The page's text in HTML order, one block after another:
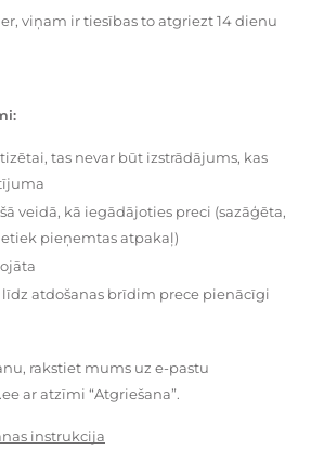
viņam ir tiesības to atgriezt 14 dienu
tas nevar būt izstrādājums, kas
veidā, kā iegādājoties preci (sazāģēta,
pieņemtas atpakaļ)
atdošanas brīdim prece pienācīgi
rakstiet mums uz e-pastu
ar atzīmi “Atgriešana”.
instrukcija